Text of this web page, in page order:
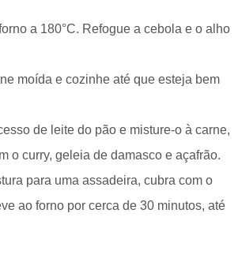
a 180°C. Refogue a cebola e o alho
moída e cozinhe até que esteja bem
de leite do pão e misture-o à carne,
o curry, geleia de damasco e açafrão.
para uma assadeira, cubra com o
ao forno por cerca de 30 minutos, até